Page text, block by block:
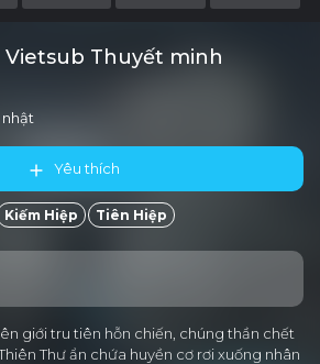
Vietsub Thuyết minh
Yêu thích
Kiếm Hiệp Tiên Hiệp
giới tru tiên hỗn chiến, chúng thần chết
Thư ẩn chứa huyền cơ rơi xuống nhân